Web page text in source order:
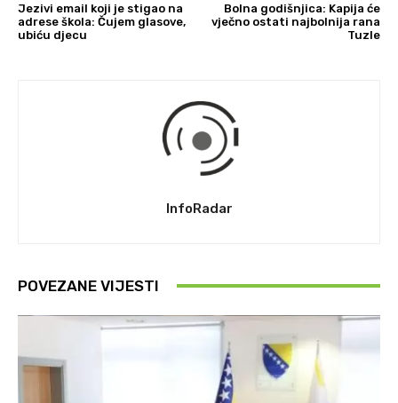
Jezivi email koji je stigao na
adrese škola: Čujem glasove,
ubiću djecu
Bolna godišnjica: Kapija će
vječno ostati najbolnija rana
Tuzle
InfoRadar
POVEZANE VIJESTI